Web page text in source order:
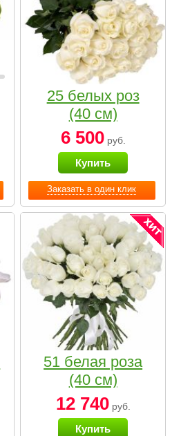
Заказать в один клик
25 белых роз
(40 см)
6 500руб.
Купить
51 белая роза
(40 см)
12 740руб.
Купить